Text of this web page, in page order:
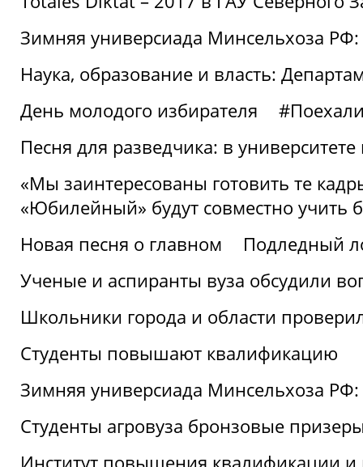
Зимняя универсиада Минсельхоза
Наука, образование и власть:
День молодого избирателя
Песня для разведчика: в
«Мы заинтересованы готовить те
«Юбилейный» будут совместно учить
Новая песня о главном
Подледный
Ученые и аспиранты вуза обсудили
Школьники города и области
Студенты повышают квалификацию
Зимняя универсиада Минсельхоза
Студенты агровуза бронзовые
Институт повышения квалификации и